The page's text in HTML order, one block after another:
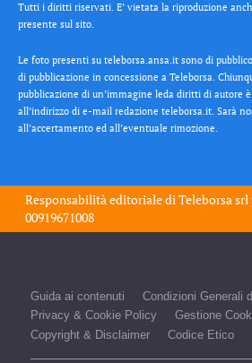
Tutti i diritti riservati. E’ vietata la riproduzione
presente sul sito.
Le foto presenti su teleborsa.ansa.it sono di
di pubblicazione in concessione a Teleborsa.
pubblicazione di un’immagine leda diritti di autore
all’indirizzo di e-mail redazione teleborsa.it. Sarà
all’accertamento ed all’eventuale rimozione.
Responsabilità editoriale diTeleborsa srl
00919671008
Guida ai contenuti Condizioni Generali
Privacy & Cookie Policy
Gestione
Copyright & Disclaimer
Codice Etico